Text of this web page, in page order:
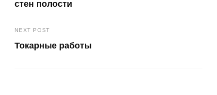
стен полости
Post
NEXT POST
Токарные работы